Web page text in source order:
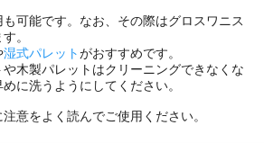
も可能です。なお、その際はグロスワニス
。
湿式パレットがおすすめです。
木製パレットはクリーニングできなくな
に洗うようにしてください。
意をよく読んでご使用ください。